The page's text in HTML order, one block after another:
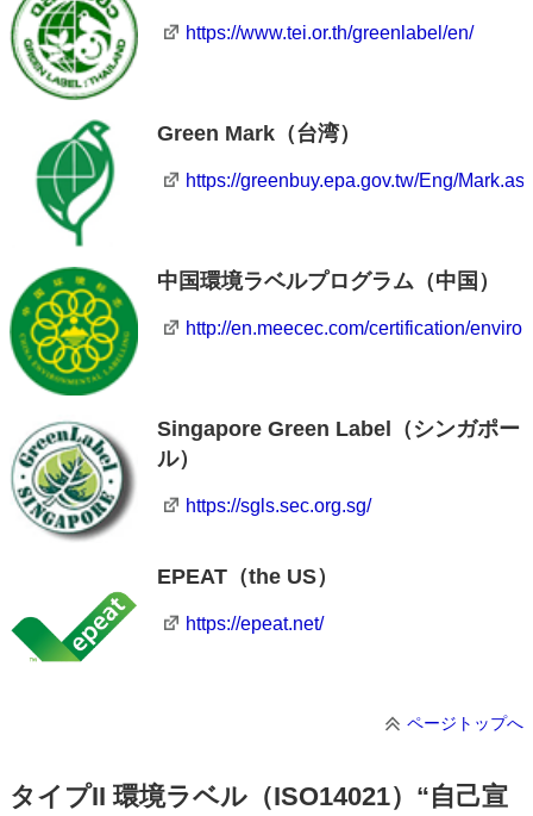
https://www.tei.or.th/greenlabel/en/
Green Mark（台湾）
https://greenbuy.epa.gov.tw/Eng/
中国環境ラベルプログラム（中国）
http://en.meecec.com/certification/
Singapore Green Label（シンガポー
ル）
https://sgls.sec.org.sg/
EPEAT（the US）
https://epeat.net/
ページトップへ
タイプII 環境ラベル（ISO14021）“自己宣